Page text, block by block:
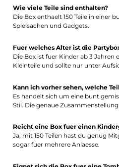
Wie viele Teile sind enthalten?
Die Box enthaelt 150 Teile in einer
Spielsachen und Gadgets.
Fuer welches Alter ist die
Die Box ist fuer Kinder ab 3 Jahren
Kleinteile und sollte nur unter
Kann ich vorher sehen, welche
Es handelt sich um eine bunt
Stil. Die genaue
Reicht eine Box fuer einen
Ja, mit 150 Teilen hast du genug
sogar fuer mehrere Anlaesse.